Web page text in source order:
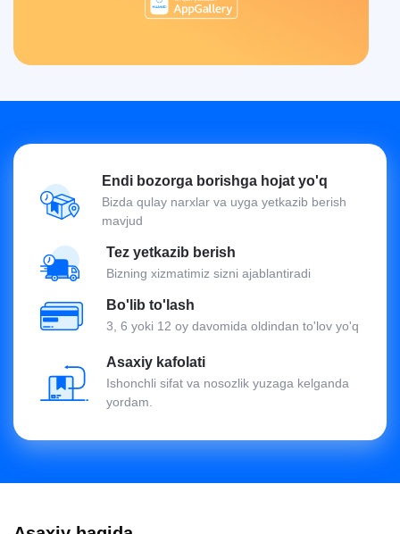
Endi bozorga borishga hojat yo'q
Bizda qulay narxlar va uyga yetkazib berish
mavjud
Tez yetkazib berish
Bizning xizmatimiz sizni ajablantiradi
Bo'lib to'lash
3, 6 yoki 12 oy davomida oldindan to'lov yo'q
Asaxiy kafolati
Ishonchli sifat va nosozlik yuzaga kelganda
yordam.